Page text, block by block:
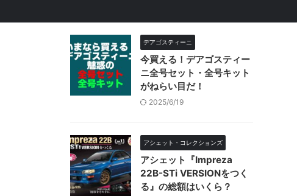
デアゴスティーニ
今買える！デアゴスティー
ニ全号セット・全号キット
がねらい目だ！
2025/6/19
アシェット・コレクションズ
アシェット『Impreza
22B-STi VERSIONをつく
る』の総額はいくら？